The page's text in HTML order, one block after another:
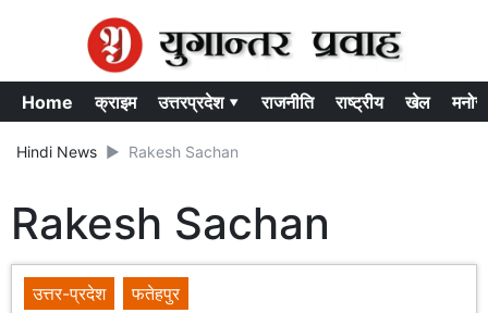
Home क्राइम उत्तरप्रदेश ▾ राजनीति राष्ट्रीय खेल
Hindi News Rakesh Sachan
Rakesh Sachan
उत्तर-प्रदेश
फतेहपुर